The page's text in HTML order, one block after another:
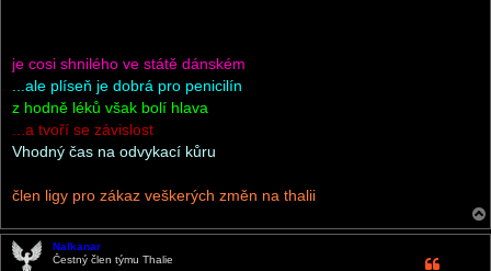
je cosi shnilého ve státě dánském
...ale plíseň je dobrá pro penicilín
z hodně léků však bolí hlava
...a tvoří se závislost
Vhodný čas na odvykací kůru
člen ligy pro zákaz veškerých změn na thalii
Nalkanar
Čestný člen týmu Thalie